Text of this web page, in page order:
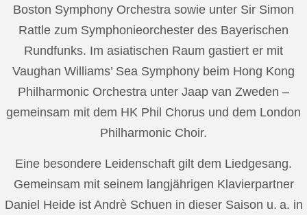
Boston Symphony Orchestra sowie unter Sir Simon
Rattle zum Symphonieorchester des Bayerischen
Rundfunks. Im asiatischen Raum gastiert er mit
Vaughan Williams’ Sea Symphony beim Hong Kong
Philharmonic Orchestra unter Jaap van Zweden –
gemeinsam mit dem HK Phil Chorus und dem London
Philharmonic Choir.
Eine besondere Leidenschaft gilt dem Liedgesang.
Gemeinsam mit seinem langjährigen Klavierpartner
Daniel Heide ist Andrè Schuen in dieser Saison u. a. in